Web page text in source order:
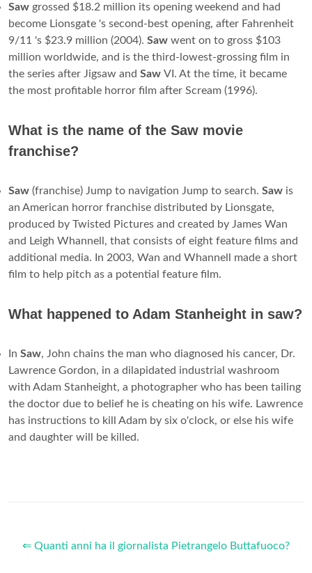
Saw grossed $18.2 million its opening weekend and had
become Lionsgate 's second-best opening, after Fahrenheit
9/11 's $23.9 million (2004). Saw went on to gross $103
million worldwide, and is the third-lowest-grossing film in
the series after Jigsaw and Saw VI. At the time, it became
the most profitable horror film after Scream (1996).
What is the name of the Saw movie
franchise?
Saw (franchise) Jump to navigation Jump to search. Saw is
an American horror franchise distributed by Lionsgate,
produced by Twisted Pictures and created by James Wan
and Leigh Whannell, that consists of eight feature films and
additional media. In 2003, Wan and Whannell made a short
film to help pitch as a potential feature film.
What happened to Adam Stanheight in saw?
In Saw, John chains the man who diagnosed his cancer, Dr.
Lawrence Gordon, in a dilapidated industrial washroom
with Adam Stanheight, a photographer who has been tailing
the doctor due to belief he is cheating on his wife. Lawrence
has instructions to kill Adam by six o'clock, or else his wife
and daughter will be killed.
⇐ Quanti anni ha il giornalista Pietrangelo Buttafuoco?